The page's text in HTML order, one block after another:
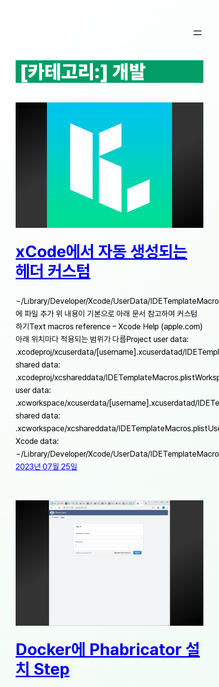
[카테고리:] 개발
xCode에서 자동 생성되는
헤더 커스텀
~/Library/Developer/Xcode/UserData/
에 파일 추가 위 내용이 기본으로 아래 문서 참고하여 커스텀
하기Text macros reference – Xcode Help (apple.com)
아래 위치마다 적용되는 범위가 다름Project user data:
.xcodeproj/xcuserdata/[username].xcuserdatad/
shared data:
.xcodeproj/xcshareddata/
user data:
.xcworkspace/xcuserdata/[username].xcuserdatad/
shared data:
.xcworkspace/xcshareddata/
Xcode data:
~/Library/Developer/Xcode/UserData/
2023년 07월 25일
Docker에 Phabricator 설
치 Step